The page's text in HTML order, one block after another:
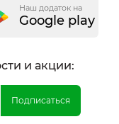
Наш додаток на
Google play
и акции:
Подписаться